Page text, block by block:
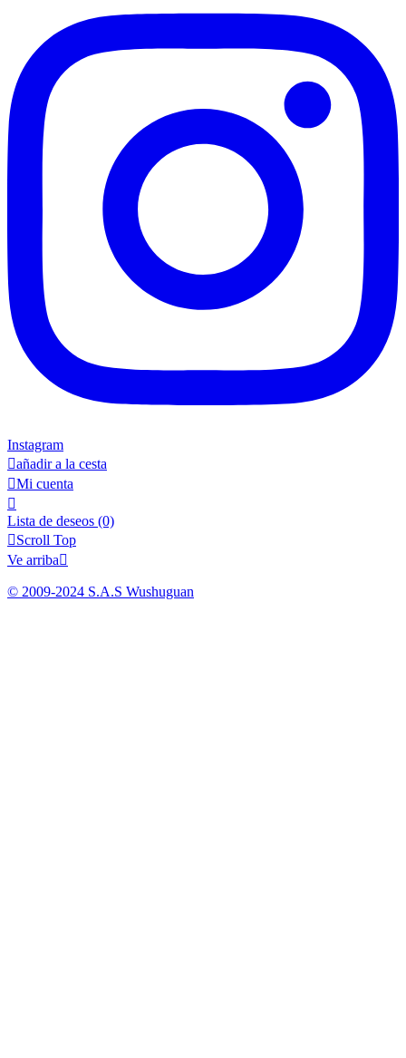
Instagram
añadir a la cesta
Mi cuenta

Lista de deseos (0)
Scroll Top
Ve arriba
© 2009-2024 S.A.S Wushuguan